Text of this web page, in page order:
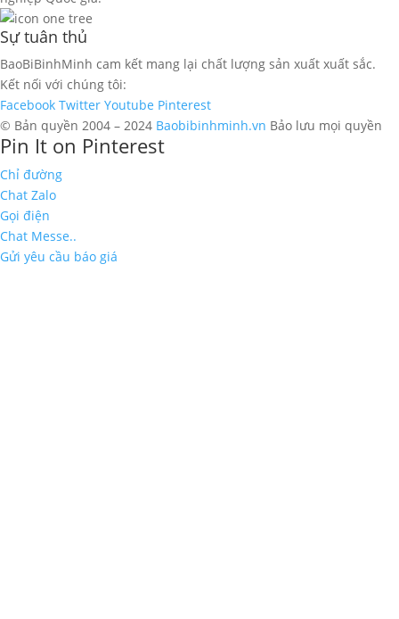
Sự tuân thủ
BaoBiBinhMinh cam kết mang lại chất lượng sản xuất xuất sắc.
Kết nối với chúng tôi:
Facebook Twitter Youtube Pinterest
© Bản quyền 2004 – 2024 Baobibinhminh.vn Bảo lưu mọi quyền
Pin It on Pinterest
Chỉ đường
Chat Zalo
Gọi điện
Chat Messe..
Gửi yêu cầu báo giá